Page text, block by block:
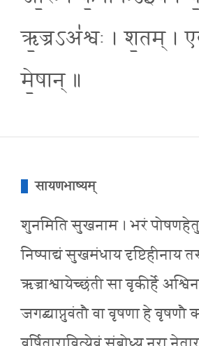
ऋ॒ज्रऽअ॑श्वः । श॒तम् ।
मे॒षान् ॥
सायणभाष्यम्
शुनमिति सुखनाम । भरं
निष्पाद्यं सुखमंधाय दृष्टिहीनाय
ऋज्राश्वायेच्छंती सा वृकीर्हे
जगद्व्याप्नुवंतौ वा वृषणा हे वृषणौ